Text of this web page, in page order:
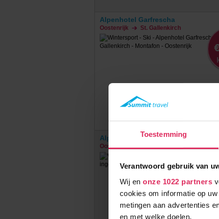
Toestemming
Verantwoord gebruik van
Wij en onze 1022 partners
cookies om informatie op
metingen aan advertenties
en met welke doelen.
Alpenhotel Garfrescha
Oostenrijk St. Gallenkirch
Alpenhotel Garfrescha (extra
Oostenrijk St. Gallenkirch